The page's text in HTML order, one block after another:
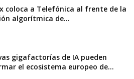
coloca a Telefónica al frente de la
algorítmica de...
gigafactorías de IA pueden
el ecosistema europeo de...